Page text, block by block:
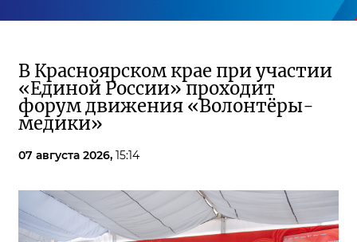
В Красноярском крае при участии
«Единой России» проходит
форум движения «Волонтёры-
медики»
07 августа 2026, 15:14